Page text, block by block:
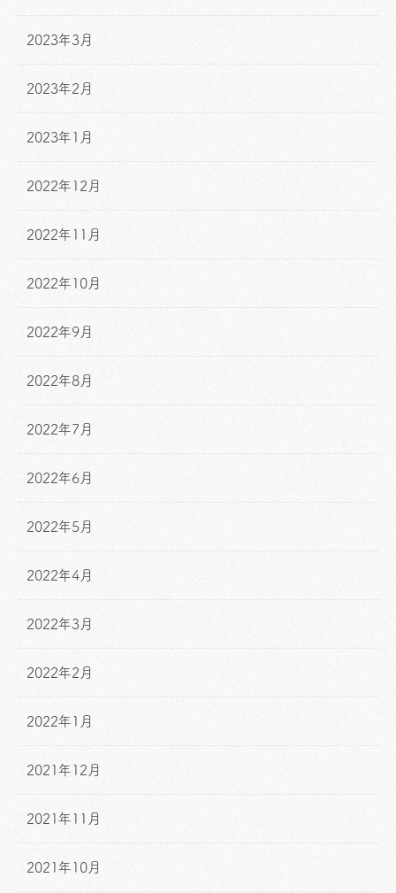
2023年3月
2023年2月
2023年1月
2022年12月
2022年11月
2022年10月
2022年9月
2022年8月
2022年7月
2022年6月
2022年5月
2022年4月
2022年3月
2022年2月
2022年1月
2021年12月
2021年11月
2021年10月